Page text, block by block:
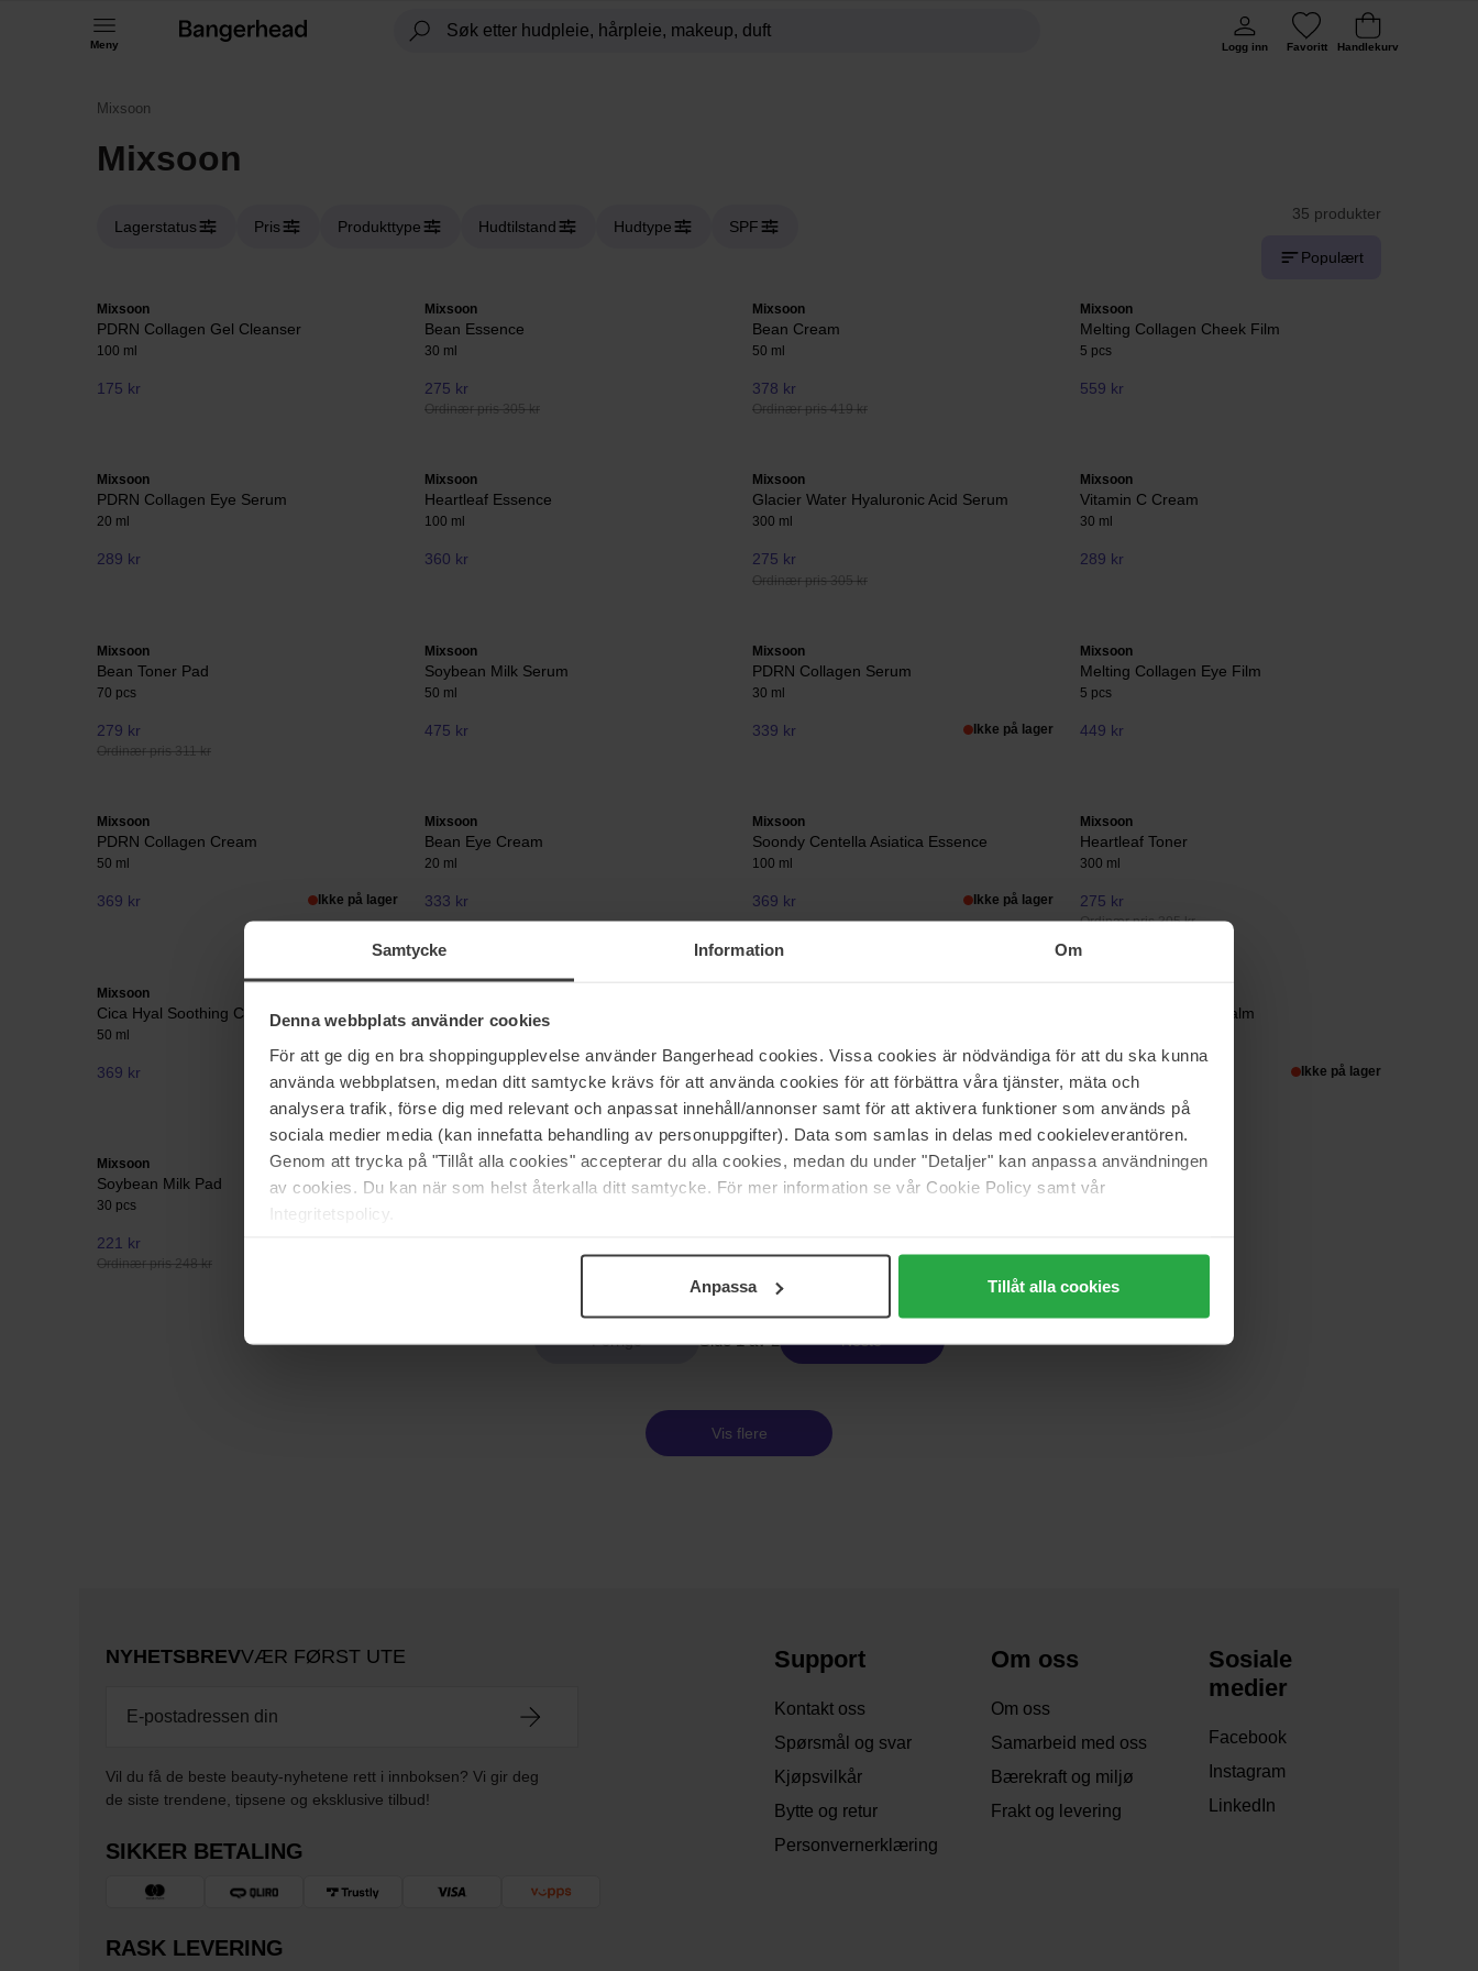
Samtycke Information Om
Denna webbplats använder cookies
För att ge dig en bra shoppingupplevelse använder Bangerhead cookies. Vissa cookies är nödvändiga för att du ska kunna
använda webbplatsen, medan ditt samtycke krävs för att använda cookies för att förbättra våra tjänster, mäta och
analysera trafik, förse dig med relevant och anpassat innehåll/annonser samt för att aktivera funktioner som används på
sociala medier media (kan innefatta behandling av personuppgifter). Data som samlas in delas med cookieleverantören.
Genom att trycka på "Tillåt alla cookies" accepterar du alla cookies, medan du under "Detaljer" kan anpassa användningen
av cookies. Du kan när som helst återkalla ditt samtycke. För mer information se vår Cookie Policy samt vår
Integritetspolicy.
Anpassa Tillåt alla cookies
Meny Logg inn Favoritt Handlekurv
Mixsoon
Mixsoon
Lagerstatus Pris Produkttype Hudtilstand Hudtype SPF
35 produkter
Populært
Mixsoon
PDRN Collagen Gel Cleanser
100 ml
175 kr
Mixsoon
Bean Essence
30 ml
275 kr
Ordinær pris 305 kr
Mixsoon
Bean Cream
50 ml
378 kr
Ordinær pris 419 kr
Mixsoon
Melting Collagen Cheek Film
5 pcs
559 kr
Mixsoon
PDRN Collagen Eye Serum
20 ml
289 kr
Mixsoon
Heartleaf Essence
100 ml
360 kr
Mixsoon
Glacier Water Hyaluronic Acid Serum
300 ml
275 kr
Ordinær pris 305 kr
Mixsoon
Vitamin C Cream
30 ml
289 kr
Mixsoon
Bean Toner Pad
70 pcs
279 kr
Ordinær pris 311 kr
Mixsoon
Soybean Milk Serum
50 ml
475 kr
Mixsoon
PDRN Collagen Serum
30 ml
339 kr Ikke på lager
Mixsoon
Melting Collagen Eye Film
5 pcs
449 kr
Mixsoon
PDRN Collagen Cream
50 ml
369 kr Ikke på lager
Mixsoon
Bean Eye Cream
20 ml
333 kr
Mixsoon
Soondy Centella Asiatica Essence
100 ml
369 kr Ikke på lager
Mixsoon
Heartleaf Toner
300 ml
275 kr
Ordinær pris 305 kr
Mixsoon
Cica Hyal Soothing Cream
50 ml
369 kr
Bean Cleansing Oil
378 kr
Collagen Cleansing Balm
289 kr Ikke på lager
Mixsoon
Soybean Milk Pad
30 pcs
221 kr
Ordinær pris 248 kr
Mixsoon
Bean Sun Stick
Mixsoon
Centella Cleansing Foam
Mixsoon
Centella Sun Cream
Side 1 av 2 Neste
Vis flere
NYHETSBREVVÆR FØRST UTE
Vil du få de beste beauty-nyhetene rett i innboksen? Vi gir deg
de siste trendene, tipsene og eksklusive tilbud!
SIKKER BETALING
RASK LEVERING
Support
Kontakt oss
Spørsmål og svar
Kjøpsvilkår
Bytte og retur
Personvernerklæring
Om oss
Om oss
Samarbeid med oss
Bærekraft og miljø
Frakt og levering
Sosiale
medier
Facebook
Instagram
LinkedIn